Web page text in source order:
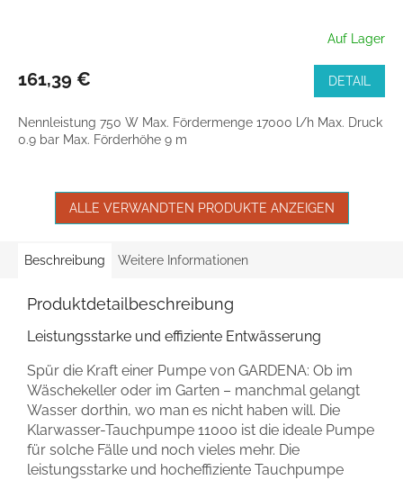
Auf Lager
161,39 € DETAIL
Nennleistung 750 W Max. Fördermenge 17000 l/h Max. Druck
0.9 bar Max. Förderhöhe 9 m
ALLE VERWANDTEN PRODUKTE ANZEIGEN
Beschreibung Weitere Informationen
Produktdetailbeschreibung
Leistungsstarke und effiziente Entwässerung
Spür die Kraft einer Pumpe von GARDENA: Ob im
Wäschekeller oder im Garten – manchmal gelangt
Wasser dorthin, wo man es nicht haben will. Die
Klarwasser-Tauchpumpe 11000 ist die ideale Pumpe
für solche Fälle und noch vieles mehr. Die
leistungsstarke und hocheffiziente Tauchpumpe